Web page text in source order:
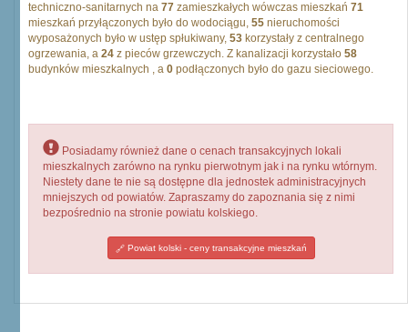
techniczno-sanitarnych na 77 zamieszkałych wówczas mieszkań 71
mieszkań przyłączonych było do wodociągu, 55 nieruchomości
wyposażonych było w ustęp spłukiwany, 53 korzystały z centralnego
ogrzewania, a 24 z pieców grzewczych. Z kanalizacji korzystało 58
budynków mieszkalnych , a 0 podłączonych było do gazu sieciowego.
Posiadamy również dane o cenach transakcyjnych lokali
mieszkalnych zarówno na rynku pierwotnym jak i na rynku wtórnym.
Niestety dane te nie są dostępne dla jednostek administracyjnych
mniejszych od powiatów. Zapraszamy do zapoznania się z nimi
bezpośrednio na stronie powiatu kolskiego.
Powiat kolski - ceny transakcyjne mieszkań